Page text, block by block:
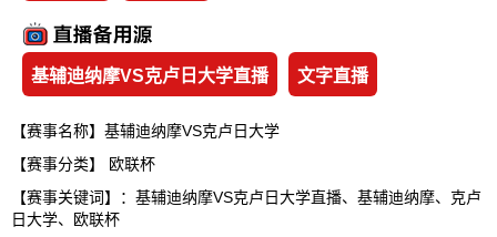
基辅迪纳摩VS克卢日大学直播 文字直播
【赛事名称】基辅迪纳摩VS克卢日大学
【赛事分类】
欧联杯
【赛事关键词】：基辅迪纳摩VS克卢日大学直播、基辅迪纳摩、克卢
日大学、欧联杯